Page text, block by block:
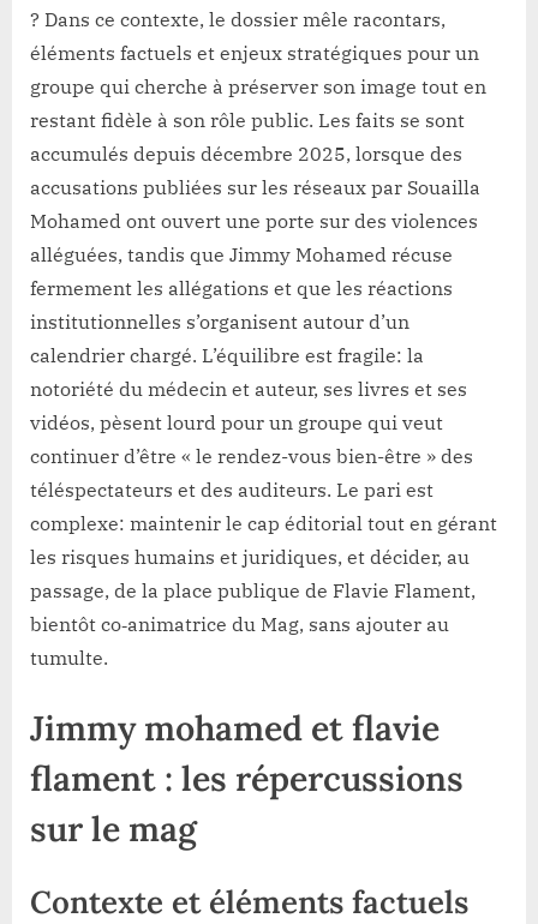
? Dans ce contexte, le dossier mêle racontars,
éléments factuels et enjeux stratégiques pour un
groupe qui cherche à préserver son image tout en
restant fidèle à son rôle public. Les faits se sont
accumulés depuis décembre 2025, lorsque des
accusations publiées sur les réseaux par Souailla
Mohamed ont ouvert une porte sur des violences
alléguées, tandis que Jimmy Mohamed récuse
fermement les allégations et que les réactions
institutionnelles s’organisent autour d’un
calendrier chargé. L’équilibre est fragile: la
notoriété du médecin et auteur, ses livres et ses
vidéos, pèsent lourd pour un groupe qui veut
continuer d’être « le rendez-vous bien-être » des
téléspectateurs et des auditeurs. Le pari est
complexe: maintenir le cap éditorial tout en gérant
les risques humains et juridiques, et décider, au
passage, de la place publique de Flavie Flament,
bientôt co‑animatrice du Mag, sans ajouter au
tumulte.
Jimmy mohamed et flavie
flament : les répercussions
sur le mag
Contexte et éléments factuels